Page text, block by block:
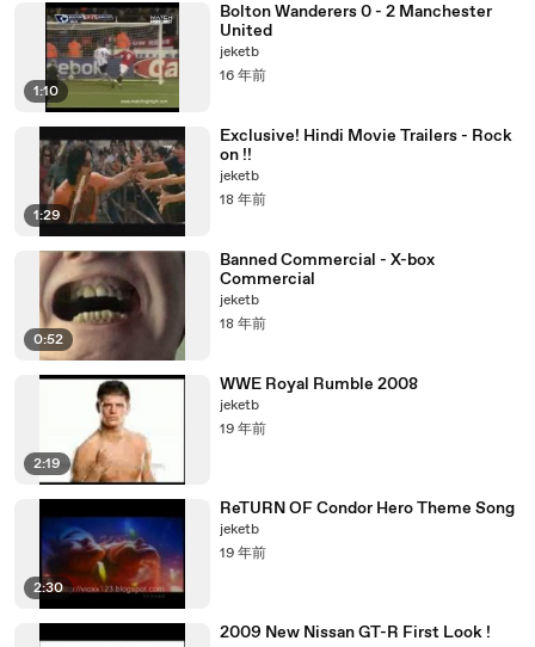
1:10
Bolton Wanderers 0 - 2 Manchester
United
jeketb
16 年前
1:29
Exclusive! Hindi Movie Trailers - Rock
on !!
jeketb
18 年前
0:52
Banned Commercial - X-box
Commercial
jeketb
18 年前
2:19
WWE Royal Rumble 2008
jeketb
19 年前
2:30
ReTURN OF Condor Hero Theme Song
jeketb
19 年前
2009 New Nissan GT-R First Look !